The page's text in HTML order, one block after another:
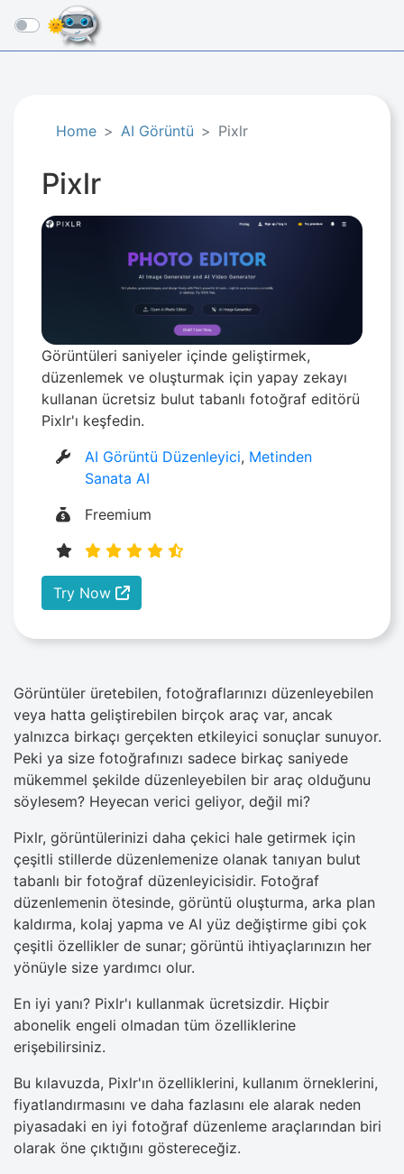
☰
Home AI Görüntü Pixlr
Pixlr
Görüntüleri saniyeler içinde geliştirmek,
düzenlemek ve oluşturmak için yapay zekayı
kullanan ücretsiz bulut tabanlı fotoğraf editörü
Pixlr'ı keşfedin.
AI Görüntü Düzenleyici, Metinden
Sanata AI
Freemium
Try Now
Görüntüler üretebilen, fotoğraflarınızı düzenleyebilen
veya hatta geliştirebilen birçok araç var, ancak
yalnızca birkaçı gerçekten etkileyici sonuçlar sunuyor.
Peki ya size fotoğrafınızı sadece birkaç saniyede
mükemmel şekilde düzenleyebilen bir araç olduğunu
söylesem? Heyecan verici geliyor, değil mi?
Pixlr, görüntülerinizi daha çekici hale getirmek için
çeşitli stillerde düzenlemenize olanak tanıyan bulut
tabanlı bir fotoğraf düzenleyicisidir. Fotoğraf
düzenlemenin ötesinde, görüntü oluşturma, arka plan
kaldırma, kolaj yapma ve AI yüz değiştirme gibi çok
çeşitli özellikler de sunar; görüntü ihtiyaçlarınızın her
yönüyle size yardımcı olur.
En iyi yanı? Pixlr'ı kullanmak ücretsizdir. Hiçbir
abonelik engeli olmadan tüm özelliklerine
erişebilirsiniz.
Bu kılavuzda, Pixlr'ın özelliklerini, kullanım örneklerini,
fiyatlandırmasını ve daha fazlasını ele alarak neden
piyasadaki en iyi fotoğraf düzenleme araçlarından biri
olarak öne çıktığını göstereceğiz.